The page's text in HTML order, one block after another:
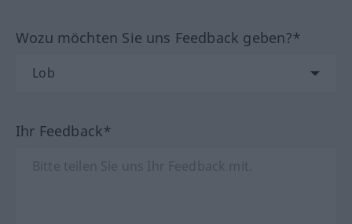
Wozu möchten Sie uns Feedback geben?*
Ihr Feedback*